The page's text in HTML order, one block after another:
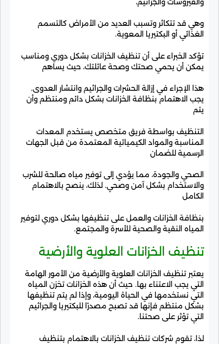
وهي قد تتكاثر وتسبب العديد من الأمراض كالتسمم
الغذائي أو البكتيريا المعوية.
تؤكد الخبراء على أن تنظيف الخزانات بشكل دوري ومناسب
يمكن أن يحمي صحتك وصحة عائلتك، حيث يساهم
هذا الإجراء في إزالة الحشرات والجراثيم وانتشار العدوى.
يجب الاهتمام بنظافة الخزانات بشكل دائم ومنتظم وأن
يتم
التنظيف بواسطة فريق متخصص يستخدم المعدات
المناسبة والمواد الكيميائية المعتمدة من قبل الجهات
الرسمية للضمان
الصحي والجودة، مما يؤدي إلى توفير مياه صالحة للشرب
والاستخدام بشكل آمن وصحي. لذلك، ينصح بالاهتمام
الكامل
بنظافة الخزانات والعمل على تنظيفها بشكل دوري لتوفير
المياه النقية والصحية للأسرة والمجتمع.
تنظيف الخزانات العلوية والأرضية
يعتبر تنظيف الخزانات العلوية والأرضية من الأمور الهامة
التي يجب الاعتناء بها. حيث أن هذه الخزانات تخزن المياه
التي نستخدمها في الحياة اليومية، وإذا لم يتم تنظيفها
بشكل منتظم فإنها قد تصبح مصدرًا للبكتيريا والجراثيم
التي تؤثر على صحتنا.
لذا، تقوم شركات تنظيف الخزانات بالاهتمام بتنظيف